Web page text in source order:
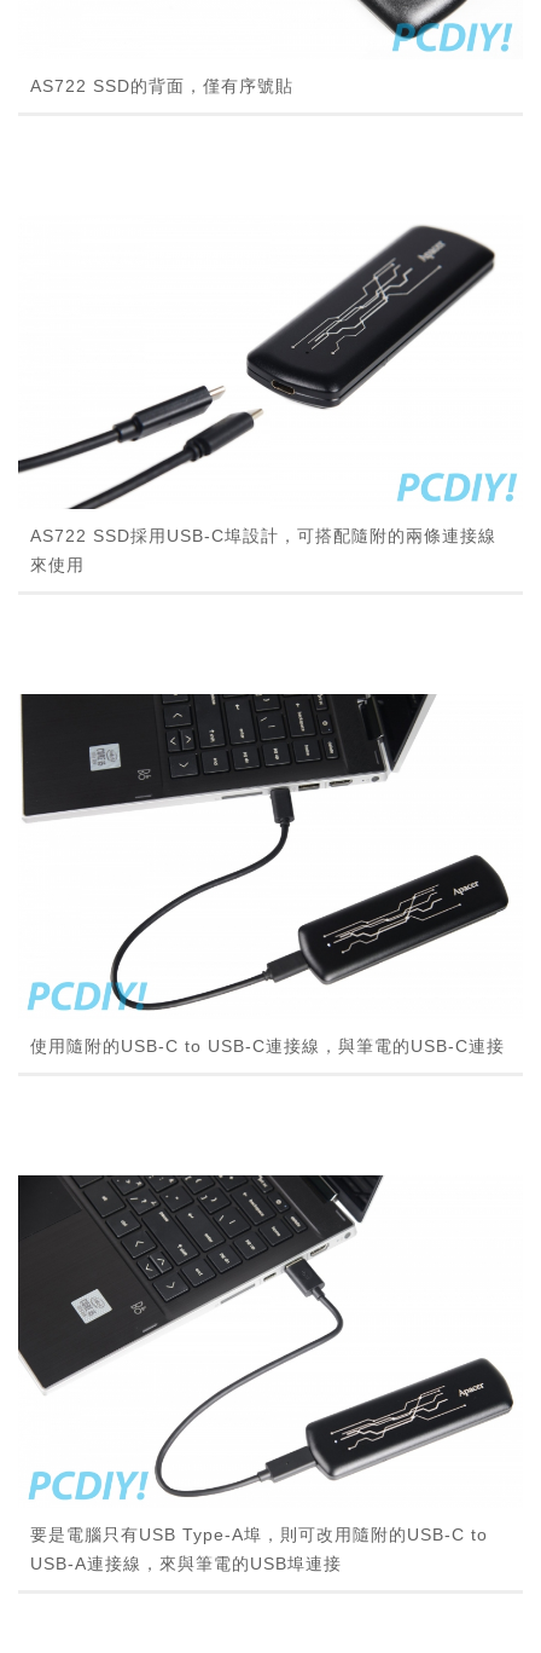
AS722 SSD的背面，僅有序號貼
AS722 SSD採用USB-C埠設計，可搭配隨附的兩條連接線
來使用
使用隨附的USB-C to USB-C連接線，與筆電的USB-C連接
要是電腦只有USB Type-A埠，則可改用隨附的USB-C to
USB-A連接線，來與筆電的USB埠連接